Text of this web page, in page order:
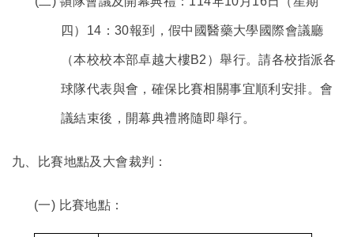
四）14：30報到，假中國醫藥大學國際會議廳
（本校校本部卓越大樓B2）舉行。請各校指派各
球隊代表與會，確保比賽相關事宜順利安排。會
議結束後，開幕典禮將隨即舉行。
九、比賽地點及大會裁判：
(一) 比賽地點：